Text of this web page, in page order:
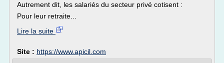
Autrement dit, les salariés du secteur privé cotisent :
Pour leur retraite...
Lire la suite
Site : https://www.apicil.com